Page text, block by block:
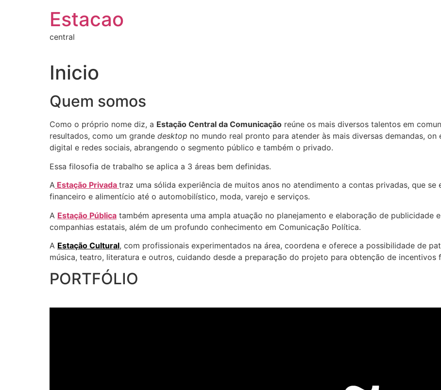
Estacao
central
Inicio
Quem somos
Como o próprio nome diz, a Estação Central da Comunicação reúne os mais diversos talentos em
resultados, como um grande desktop no mundo real pronto para atender às mais diversas demandas,
digital e redes sociais, abrangendo o segmento público e também o privado.
Essa filosofia de trabalho se aplica a 3 áreas bem definidas.
A Estação Privada traz uma sólida experiência de muitos anos no atendimento a contas privadas, que
financeiro e alimentício até o automobilístico, moda, varejo e serviços.
A Estação Pública também apresenta uma ampla atuação no planejamento e elaboração de publicidade
companhias estatais, além de um profundo conhecimento em Comunicação Política.
A Estação Cultural, com profissionais experimentados na área, coordena e oferece a possibilidade de
música, teatro, literatura e outros, cuidando desde a preparação do projeto para obtenção de incentivos
PORTFÓLIO